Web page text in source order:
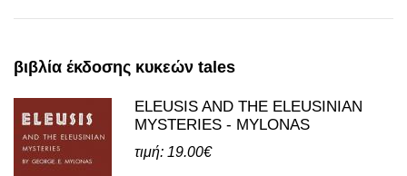
βιβλία έκδοσης κυκεών tales
ELEUSIS AND THE ELEUSINIAN
MYSTERIES - MYLONAS
τιμή: 19.00€